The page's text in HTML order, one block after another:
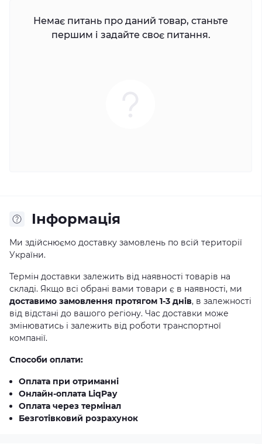
Немає питань про даний товар, станьте
першим і задайте своє питання.
Iнформація
Ми здійснюємо доставку замовлень по всій території
України.
Термін доставки залежить від наявності товарів на
складі. Якщо всі обрані вами товари є в наявності, ми
доставимо замовлення протягом 1-3 днів, в залежності
від відстані до вашого регіону. Час доставки може
змінюватись і залежить від роботи транспортної
компанії.
Способи оплати:
Оплата при отриманні
Онлайн-оплата LiqPay
Оплата через термінал
Безготівковий розрахунок